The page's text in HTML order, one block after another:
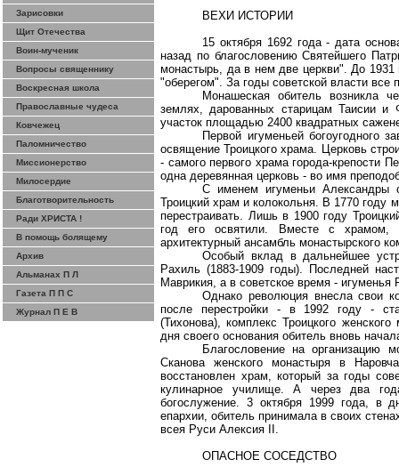
Зарисовки
Щит Отечества
Воин-мученик
Вопросы священнику
Воскресная школа
Православные чудеса
Ковчежец
Паломничество
Миссионерство
Милосердие
Благотворительность
Ради ХРИСТА !
В помощь болящему
Архив
Альманах П Л
Газета П П С
Журнал П Е В
ВЕХИ ИСТОРИИ
15 октября 1692 года - дата
назад по благословению Святейшего
монастырь, да в нем две церкви". До 1931
"оберегом". За годы советской власти все
Монашеская обитель возникла
землях, дарованных старицам Таисии и
участок площадью 2400 квадратных
Первой игуменьей богоугодного
освящение Троицкого храма. Церковь
- самого первого храма города-крепости
одна деревянная церковь - во имя
С именем игуменьи Александры
Троицкий храм и колокольня. В 1770 году
перестраивать. Лишь в 1900 году
год его освятили. Вместе с храмом,
архитектурный ансамбль монастырского
Особый вклад в дальнейшее
Рахиль (1883-1909 годы). Последней
Маврикия, а в советское время - игуменья
Однако революция внесла свои
после перестройки - в 1992 году -
(Тихонова), комплекс Троицкого
дня своего основания обитель вновь
Благословение на организацию
Скановаженского монастыря в
восстановлен храм, который за годы
кулинарное училище. А через два
богослужение. 3 октября 1999 года, в
епархии, обитель принимала в своих
всея Руси Алексия II.
ОПАСНОЕ СОСЕДСТВО